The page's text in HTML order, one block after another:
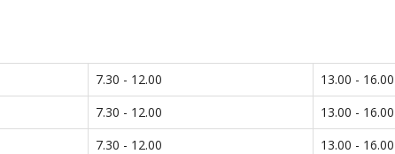
7.30 - 12.00
13.00 - 16.00
7.30 - 12.00
13.00 - 16.00
7.30 - 12.00
13.00 - 16.00